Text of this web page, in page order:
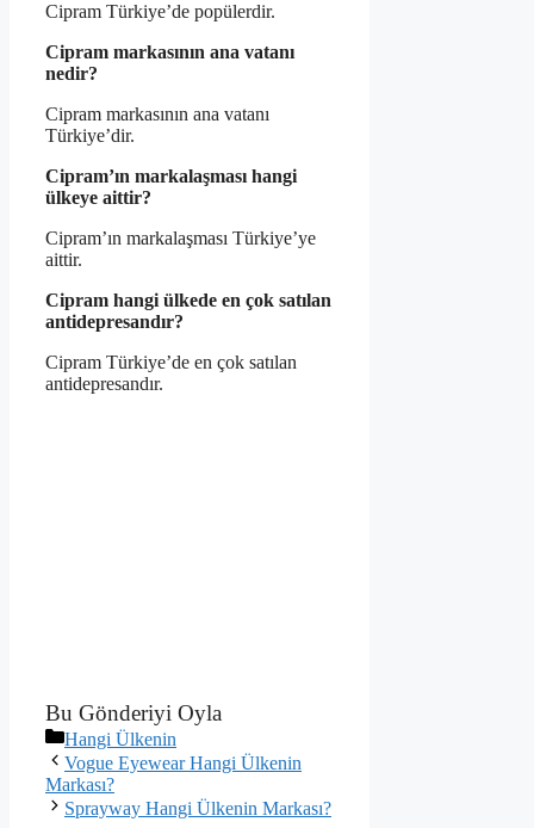
Cipram Türkiye’de popülerdir.
Cipram markasının ana vatanı
nedir?
Cipram markasının ana vatanı
Türkiye’dir.
Cipram’ın markalaşması hangi
ülkeye aittir?
Cipram’ın markalaşması Türkiye’ye
aittir.
Cipram hangi ülkede en çok satılan
antidepresandır?
Cipram Türkiye’de en çok satılan
antidepresandır.
Bu Gönderiyi Oyla
Kategoriler
Hangi Ülkenin
Vogue Eyewear Hangi Ülkenin
Markası?
Sprayway Hangi Ülkenin Markası?